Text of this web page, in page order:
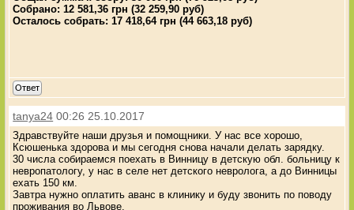
Собрано: 12 581,36 грн (32 259,90 руб)
Осталось собрать: 17 418,64 грн (44 663,18 руб)
Ответ
tanya24 00:26 25.10.2017
Здравствуйте наши друзья и помощники. У нас все хорошо,
Ксюшенька здорова и мы сегодня снова начали делать зарядку.
30 числа собираемся поехать в Винницу в детскую обл. больницу к
невропатологу, у нас в селе нет детского невролога, а до Винницы
ехать 150 км.
Завтра нужно оплатить аванс в клинику и буду звонить по поводу
проживания во Львове.